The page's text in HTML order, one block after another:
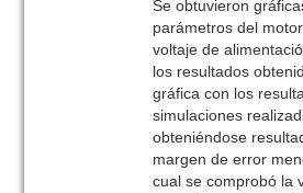
Se obtuvieron
parámetros del
voltaje de
los resultados
gráfica con los
simulaciones
obteniéndose
margen de error
cual se comprobó la